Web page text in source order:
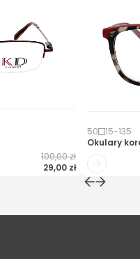
100,00 zł
29,00 zł
50 15-135
Okulary